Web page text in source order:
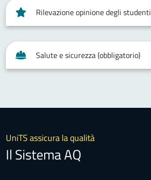
Rilevazione opinione degli studenti
Salute e sicurezza (obbligatorio)
UniTS assicura la qualità
Il Sistema AQ